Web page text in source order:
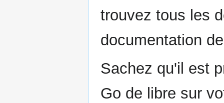
trouvez tous les
documentation
Sachez qu'il est
Go de libre sur